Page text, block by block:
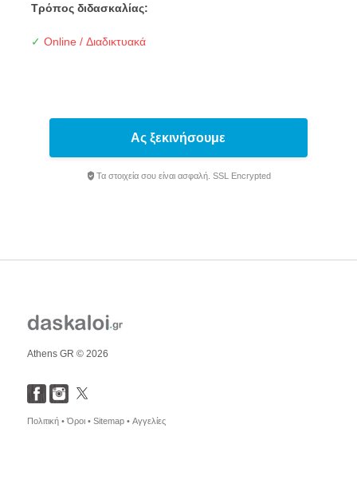
Τρόπος διδασκαλίας:
✓ Online / Διαδικτυακά
Ας ξεκινήσουμε
Τα στοιχεία σου είναι ασφαλή. SSL Encrypted
Athens GR © 2026
Πολιτική •Όροι • Sitemap • Αγγελίες